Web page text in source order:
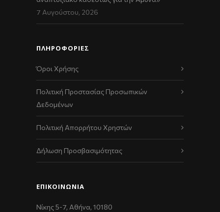
7 Αυγούστου, 2026
ΠΛΗΡΟΦΟΡΙΕΣ
Όροι Χρήσης
Πολιτική Προστασίας Προσωπικών
Δεδομένων
Πολιτική Απορρήτου Χρηστών
Δήλωση Προσβασιμότητας
ΕΠΙΚΟΙΝΩΝΊΑ
Νίκης 5-7, Αθήνα, 10180